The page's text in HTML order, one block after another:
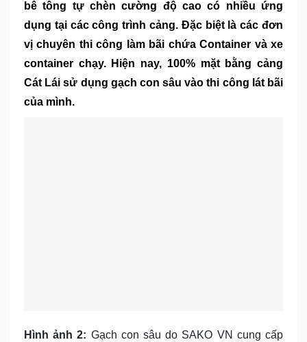
bê tông tự chèn cường độ cao có nhiều ứng
dụng tại các công trình cảng. Đặc biệt là các đơn
vị chuyên thi công làm bãi chứa Container và xe
container chạy. Hiện nay, 100% mặt bằng cảng
Cát Lái sử dụng gạch con sâu vào thi công lát bãi
của mình.
Hình ảnh 2: Gạch con sâu do SAKO VN cung cấp